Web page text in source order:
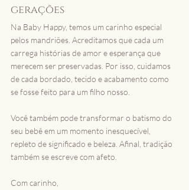
gerações
Na Baby Happy, temos um carinho especial
pelos mandriões. Acreditamos que cada um
carrega histórias de amor e esperança que
merecem ser preservadas. Por isso, cuidamos
de cada bordado, tecido e acabamento como
se fosse feito para um filho nosso.
Você também pode transformar o batismo do
seu bebê em um momento inesquecível,
repleto de significado e beleza. Afinal, tradição
também se escreve com afeto.
Com carinho,